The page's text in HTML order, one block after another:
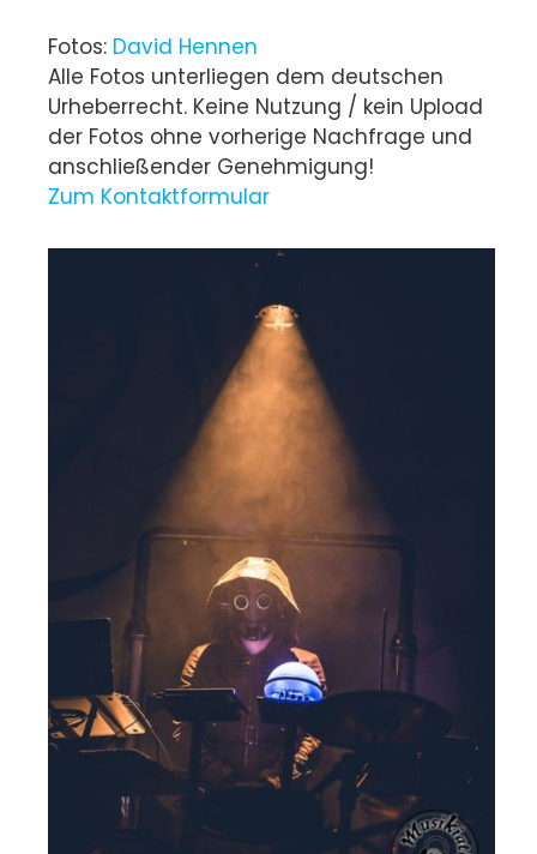
Fotos: David Hennen
Alle Fotos unterliegen dem deutschen
Urheberrecht. Keine Nutzung / kein Upload
der Fotos ohne vorherige Nachfrage und
anschließender Genehmigung!
Zum Kontaktformular